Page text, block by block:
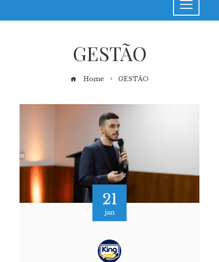
GESTÃO
Home GESTÃO
21
jan